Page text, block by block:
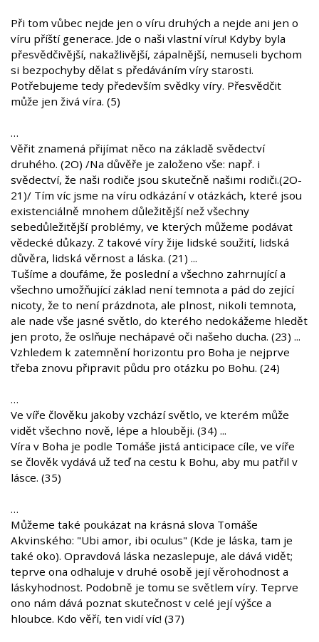
Při tom vůbec nejde jen o víru druhých a nejde ani jen o
víru příští generace. Jde o naši vlastní víru! Kdyby byla
přesvědčivější, nakažlivější, zápalnější, nemuseli bychom
si bezpochyby dělat s předáváním víry starosti.
Potřebujeme tedy především svědky víry. Přesvědčit
může jen živá víra. (5)
…
Věřit znamená přijímat něco na základě svědectví
druhého. (2O) /Na důvěře je založeno vše: např. i
svědectví, že naši rodiče jsou skutečně našimi rodiči.(2O-
21)/ Tím víc jsme na víru odkázání v otázkách, které jsou
existenciálně mnohem důležitější než všechny
sebedůležitější problémy, ve kterých můžeme podávat
vědecké důkazy. Z takové víry žije lidské soužití, lidská
důvěra, lidská věrnost a láska. (21) ...
Tušíme a doufáme, že poslední a všechno zahrnující a
všechno umožňující základ není temnota a pád do zející
nicoty, že to není prázdnota, ale plnost, nikoli temnota,
ale nade vše jasné světlo, do kterého nedokážeme hledět
jen proto, že oslňuje nechápavé oči našeho ducha. (23) ...
Vzhledem k zatemnění horizontu pro Boha je nejprve
třeba znovu připravit půdu pro otázku po Bohu. (24)
…
Ve víře člověku jakoby vzchází světlo, ve kterém může
vidět všechno nově, lépe a hlouběji. (34) ...
Víra v Boha je podle Tomáše jistá anticipace cíle, ve víře
se člověk vydává už teď na cestu k Bohu, aby mu patřil v
lásce. (35)
…
Můžeme také poukázat na krásná slova Tomáše
Akvinského: "Ubi amor, ibi oculus" (Kde je láska, tam je
také oko). Opravdová láska nezaslepuje, ale dává vidět;
teprve ona odhaluje v druhé osobě její věrohodnost a
láskyhodnost. Podobně je tomu se světlem víry. Teprve
ono nám dává poznat skutečnost v celé její výšce a
hloubce. Kdo věří, ten vidí víc! (37)